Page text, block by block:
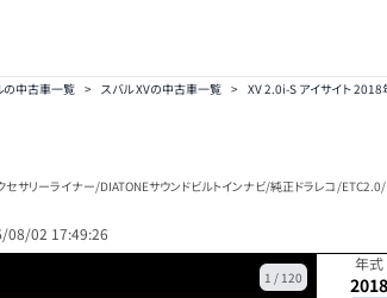
の中古車一覧 > スバル XVの中古車一覧 > XV 2.0i-S アイサイト
セサリーライナー/DIATONEサウンドビルトインナビ/純正ドラレコ/
08/02 17:49:26
1 / 120
年式
2018